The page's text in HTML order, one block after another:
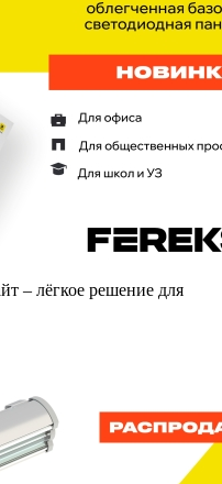
лёгкое решение для